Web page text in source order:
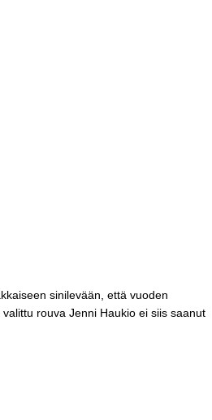
sinilevään, että vuoden
rouva Jenni Haukio ei siis saanut